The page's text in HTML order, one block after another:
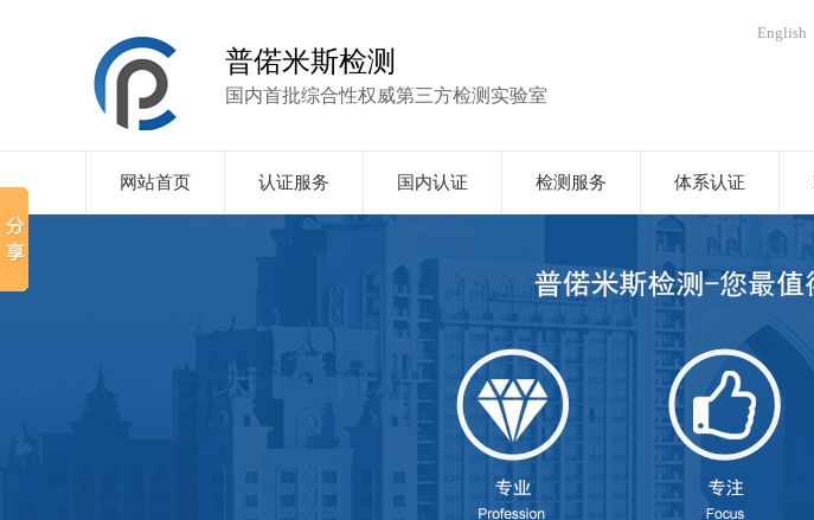
普偌米斯检测
国内首批综合性权威第三方检测实验室
English
网站首页 认证服务 国内认证 检测服务 体系认证